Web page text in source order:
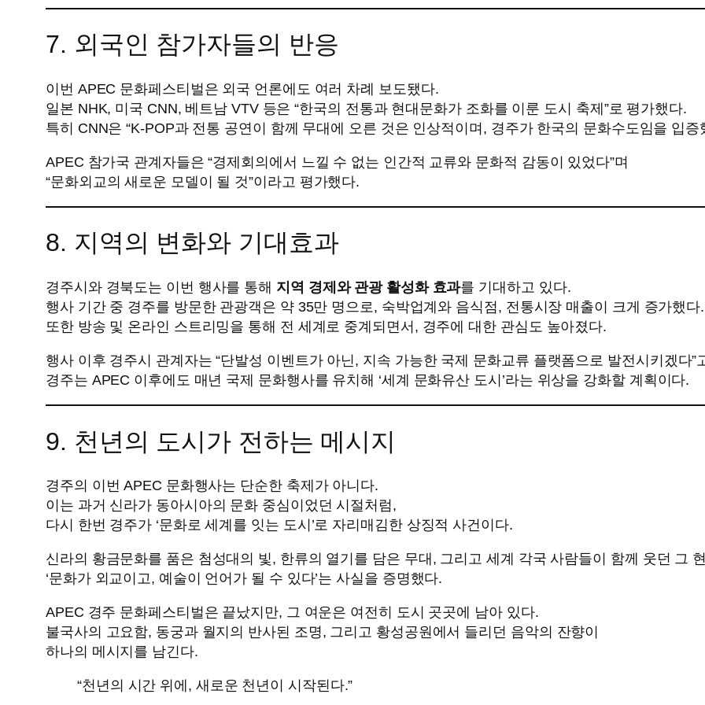
7. 외국인 참가자들의 반응
이번 APEC 문화페스티벌은 외국 언론에도 여러 차례 보도됐다.
일본 NHK, 미국 CNN, 베트남 VTV 등은 “한국의 전통과 현대문화가 조화를 이룬 도시 축제”로 평가했다.
특히 CNN은 “K-POP과 전통 공연이 함께 무대에 오른 것은 인상적이며, 경주가 한국의 문화수도임을 입증
APEC 참가국 관계자들은 “경제회의에서 느낄 수 없는 인간적 교류와 문화적 감동이 있었다”며
“문화외교의 새로운 모델이 될 것”이라고 평가했다.
8. 지역의 변화와 기대효과
경주시와 경북도는 이번 행사를 통해 지역 경제와 관광 활성화 효과를 기대하고 있다.
행사 기간 중 경주를 방문한 관광객은 약 35만 명으로, 숙박업계와 음식점, 전통시장 매출이 크게 증가했다.
또한 방송 및 온라인 스트리밍을 통해 전 세계로 중계되면서, 경주에 대한 관심도 높아졌다.
행사 이후 경주시 관계자는 “단발성 이벤트가 아닌, 지속 가능한 국제 문화교류 플랫폼으로 발전시키겠다”
경주는 APEC 이후에도 매년 국제 문화행사를 유치해 ‘세계 문화유산 도시’라는 위상을 강화할 계획이다.
9. 천년의 도시가 전하는 메시지
경주의 이번 APEC 문화행사는 단순한 축제가 아니다.
이는 과거 신라가 동아시아의 문화 중심이었던 시절처럼,
다시 한번 경주가 ‘문화로 세계를 잇는 도시’로 자리매김한 상징적 사건이다.
신라의 황금문화를 품은 첨성대의 빛, 한류의 열기를 담은 무대, 그리고 세계 각국 사람들이 함께 웃던 그
‘문화가 외교이고, 예술이 언어가 될 수 있다’는 사실을 증명했다.
APEC 경주 문화페스티벌은 끝났지만, 그 여운은 여전히 도시 곳곳에 남아 있다.
불국사의 고요함, 동궁과 월지의 반사된 조명, 그리고 황성공원에서 들리던 음악의 잔향이
하나의 메시지를 남긴다.
“천년의 시간 위에, 새로운 천년이 시작된다.”